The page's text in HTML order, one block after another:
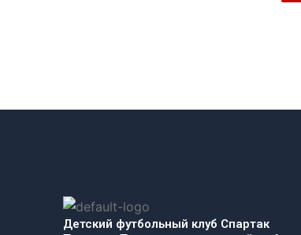
Детский футбольный клуб Спартак